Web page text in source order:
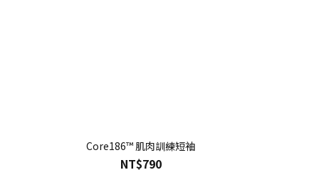
Core186™ 肌肉訓練短袖
NT$790